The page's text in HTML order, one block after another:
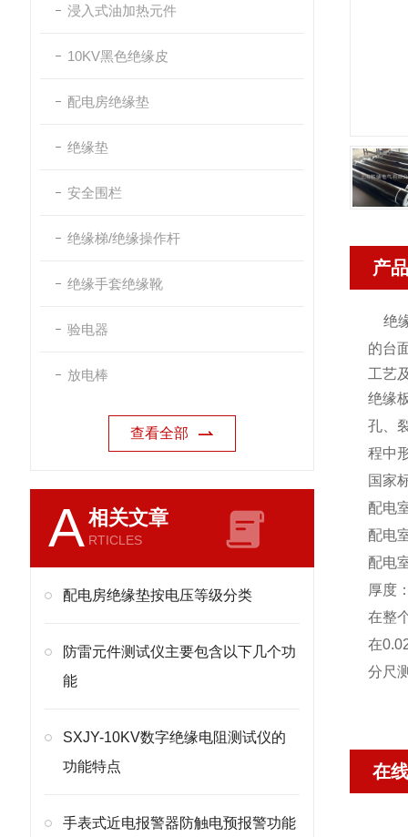
浸入式油加热元件
10KV黑色绝缘皮
配电房绝缘垫
绝缘垫
安全围栏
绝缘梯/绝缘操作杆
绝缘手套绝缘靴
验电器
放电棒
查看全部
A相关文章
RTICLES
配电房绝缘垫按电压等级分类
防雷元件测试仪主要包含以下几个功
能
SXJY-10KV数字绝缘电阻测试仪的
功能特点
手表式近电报警器防触电预报警功能
产
绝
的台
工艺
绝缘
孔、
程中
国家
配电
配电
配电
厚度
在整
在
分尺
在